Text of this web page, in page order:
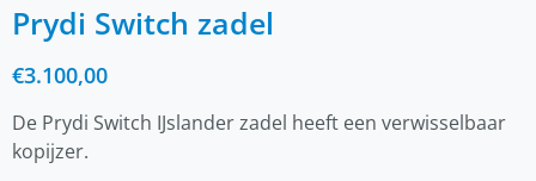
Prydi Switch zadel
€3.100,00
De Prydi Switch IJslander zadel heeft een verwisselbaar
kopijzer.